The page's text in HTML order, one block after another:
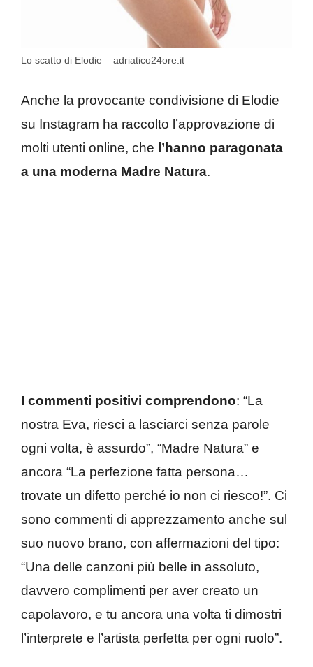
Lo scatto di Elodie – adriatico24ore.it
Anche la provocante condivisione di Elodie
su Instagram ha raccolto l’approvazione di
molti utenti online, che l’hanno paragonata
a una moderna Madre Natura.
I commenti positivi comprendono: “La
nostra Eva, riesci a lasciarci senza parole
ogni volta, è assurdo”, “Madre Natura” e
ancora “La perfezione fatta persona…
trovate un difetto perché io non ci riesco!”. Ci
sono commenti di apprezzamento anche sul
suo nuovo brano, con affermazioni del tipo:
“Una delle canzoni più belle in assoluto,
davvero complimenti per aver creato un
capolavoro, e tu ancora una volta ti dimostri
l’interprete e l’artista perfetta per ogni ruolo”.